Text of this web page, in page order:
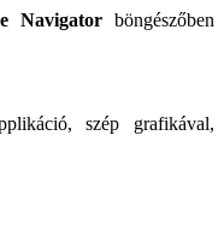
Navigatorböngészőben
szép grafikával,